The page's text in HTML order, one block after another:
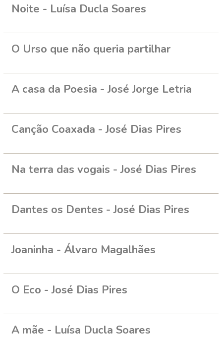
Noite - Luísa Ducla Soares
O Urso que não queria partilhar
A casa da Poesia - José Jorge Letria
Canção Coaxada - José Dias Pires
Na terra das vogais - José Dias Pires
Dantes os Dentes - José Dias Pires
Joaninha - Álvaro Magalhães
O Eco - José Dias Pires
A mãe - Luísa Ducla Soares